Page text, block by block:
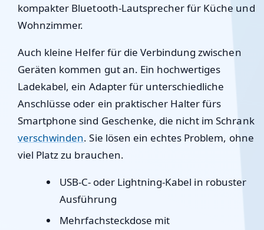
kompakter Bluetooth-Lautsprecher für Küche und
Wohnzimmer.
Auch kleine Helfer für die Verbindung zwischen
Geräten kommen gut an. Ein hochwertiges
Ladekabel, ein Adapter für unterschiedliche
Anschlüsse oder ein praktischer Halter fürs
Smartphone sind Geschenke, die nicht im Schrank
verschwinden. Sie lösen ein echtes Problem, ohne
viel Platz zu brauchen.
USB-C- oder Lightning-Kabel in robuster
Ausführung
Mehrfachsteckdose mit